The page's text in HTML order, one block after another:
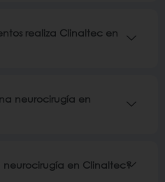
realiza Clinaltec en
neurocirugía en
neurocirugía en Clinaltec?